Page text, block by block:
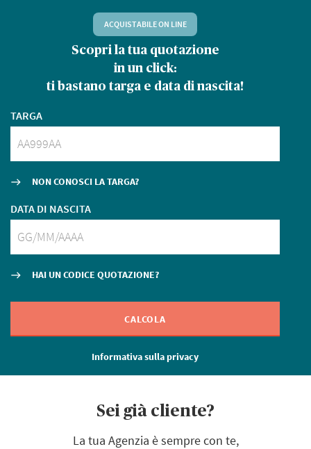
ACQUISTABILE ON LINE
Scopri la tua quotazione
in un click:
ti bastano targa e data di nascita!
TARGA
east NON CONOSCI LA TARGA?
DATA DI NASCITA
east HAI UN CODICE QUOTAZIONE?
CALCOLA
Informativa sulla privacy
Sei già cliente?
La tua Agenzia è sempre con te,